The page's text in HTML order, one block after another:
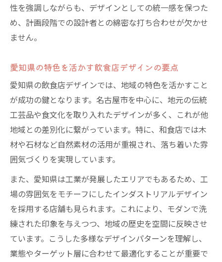
性を強調しながらも、デザインとしての統一感を保つた
め、計画段階での設計者との綿密な打ち合わせが欠かせ
ません。
愛知県の特色を活かす飲食店デザインの要点
愛知県の飲食店デザインでは、地域の特色を活かすこと
が成功の鍵となります。名古屋市を中心に、地元の伝統
工芸品や食文化を取り入れたデザインが多く、これが他
地域との差別化に繋がっています。特に、和食店では木
材や石材など自然素材の活用が重視され、落ち着いた雰
囲気づくりを実現しています。
また、愛知県は工業が発展したエリアでもあるため、工
場の雰囲気をモチーフにしたインダストリアルデザイン
を採用する店舗も見られます。これにより、モダンで洗
練された印象を与えつつ、地域の歴史を空間に反映させ
ています。こうした多様なデザインパターンを理解し、
業態やターゲット層に合わせて最適化することが重要で